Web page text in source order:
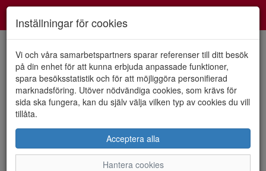
Visa filter
Dam - MarcoTozzi (7
artiklar)
Sortera efter:
Inställningar för cookies
Vi och våra samarbetspartners sparar referenser till ditt besök
på din enhet för att kunna erbjuda anpassade funktioner,
spara besöksstatistik och för att möjliggöra personifierad
marknadsföring. Utöver nödvändiga cookies, som krävs för
sida ska fungera, kan du själv välja vilken typ av cookies du vill
tillåta.
Acceptera alla
Hantera cookies